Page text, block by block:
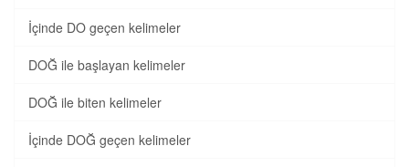
İçinde DO geçen kelimeler
DOĞ ile başlayan kelimeler
DOĞ ile biten kelimeler
İçinde DOĞ geçen kelimeler